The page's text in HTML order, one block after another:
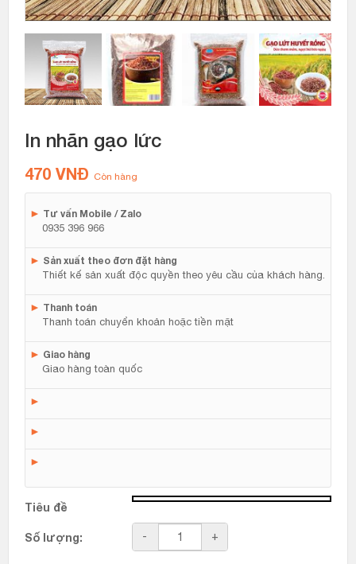
In nhãn gạo lức
470 VNĐ Còn hàng
► Tư vấn Mobile / Zalo
0935 396 966
► Sản xuất theo đơn đặt hàng
Thiết kế sản xuất độc quyền theo yêu cầu của khách hàng.
► Thanh toán
Thanh toán chuyển khoản hoặc tiền mặt
► Giao hàng
Giao hàng toàn quốc
►
►
►
Tiêu đề
Số lượng: -
lượng
+